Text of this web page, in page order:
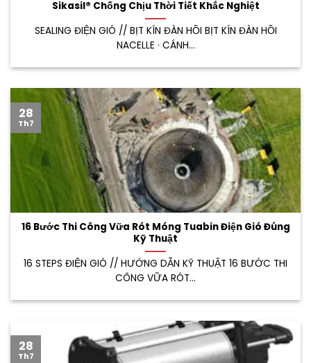
Sikasil® Chống Chịu Thời Tiết Khắc Nghiệt
SEALING ĐIỆN GIÓ // BỊT KÍN ĐÀN HỒI BỊT KÍN ĐÀN HỒI
NACELLE · CÁNH...
16 Bước Thi Công Vữa Rót Móng Tuabin Điện Gió Đúng
Kỹ Thuật
16 STEPS ĐIỆN GIÓ // HƯỚNG DẪN KỸ THUẬT 16 BƯỚC THI
CÔNG VỮA RÓT...
28
Th7
28
Th7